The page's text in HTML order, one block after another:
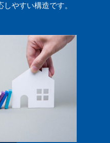
やすい構造です。